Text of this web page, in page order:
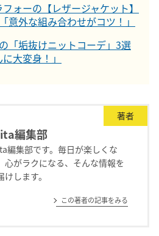
ォーの【レザージャケット】
意外な組み合わせがコツ！」
「垢抜けニットコーデ」3選
大変身！」
著者
編集部
編集部です。毎日が楽しくな
心がラクになる、そんな情報を
けします。
この著者の記事をみる